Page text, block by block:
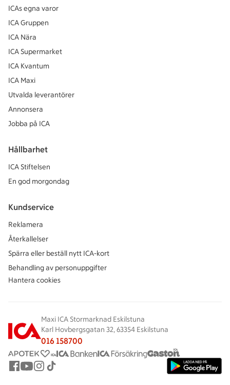
ICAs egna varor
ICA Gruppen
ICA Nära
ICA Supermarket
ICA Kvantum
ICA Maxi
Utvalda leverantörer
Annonsera
Jobba på ICA
Hållbarhet
ICA Stiftelsen
En god morgondag
Kundservice
Reklamera
Återkallelser
Spärra eller beställ nytt ICA-kort
Behandling av personuppgifter
Hantera cookies
Maxi ICA Stormarknad Eskilstuna
Karl Hovbergsgatan 32, 63354 Eskilstuna
016 158700